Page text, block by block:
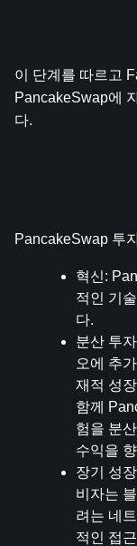
이 단계를 따르고
PancakeSwap에
다.
PancakeSwap 투
혁신:
적인 기
다.
분산 투
오에 추
재적 성
함께
험을 분
수익을
장기 성
비자는
려는 네
적인 접